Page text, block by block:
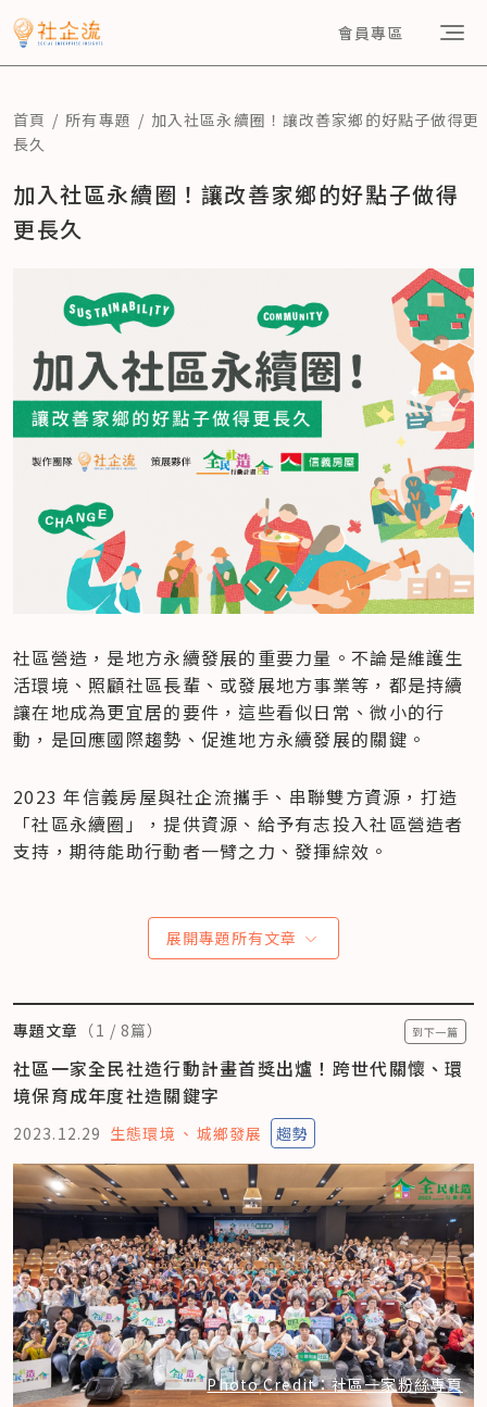
會員專區
首頁 所有專題
加入社區永續圈！讓改善家鄉的好點子做得更
長久
加入社區永續圈！讓改善家鄉的好點子做得
更長久
社區營造，是地方永續發展的重要力量。不論是維護生
活環境、照顧社區長輩、或發展地方事業等，都是持續
讓在地成為更宜居的要件，這些看似日常、微小的行
動，是回應國際趨勢、促進地方永續發展的關鍵。
2023 年信義房屋與社企流攜手、串聯雙方資源，打造
「社區永續圈」，提供資源、給予有志投入社區營造者
支持，期待能助行動者一臂之力、發揮綜效。
展開專題所有文章
專題文章 （1 /8篇） 到下一篇
社區一家全民社造行動計畫首獎出爐！跨世代關懷、環
境保育成年度社造關鍵字
2023.12.29 生態環境 城鄉發展 趨勢
Photo Credit：社區一家粉絲專頁